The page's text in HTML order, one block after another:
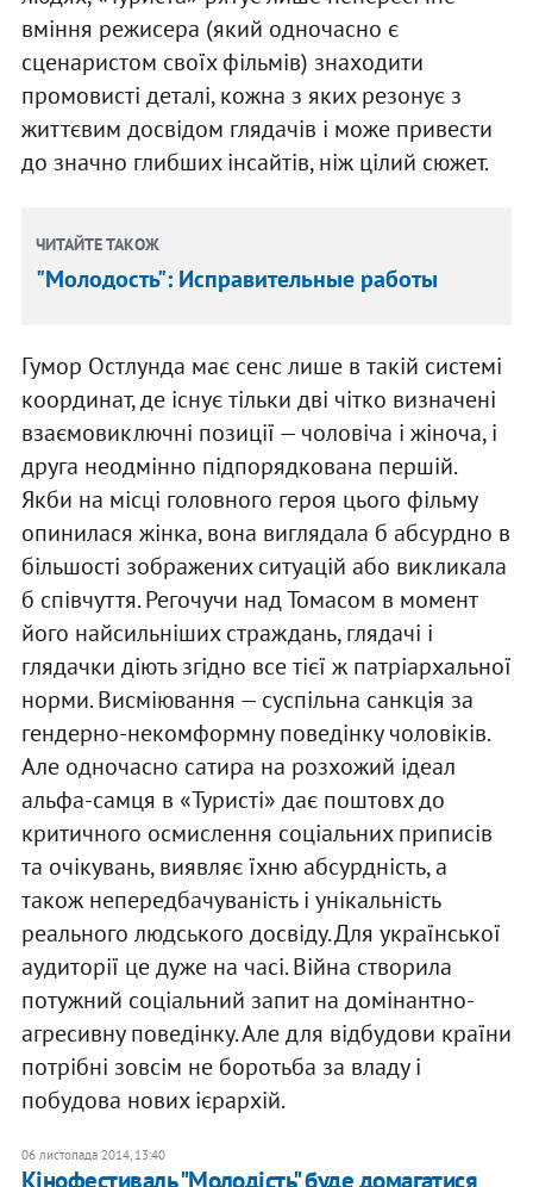
вміння режисера (який одночасно є
сценаристом своїх фільмів) знаходити
промовисті деталі, кожна з яких резонує з
життєвим досвідом глядачів і може привести
до значно глибших інсайтів, ніж цілий сюжет.
ЧИТАЙТЕ ТАКОЖ
"Молодость": Исправительные работы
Гумор Остлунда має сенс лише в такій системі
координат, де існує тільки дві чітко визначені
взаємовиключні позиції — чоловіча і жіноча, і
друга неодмінно підпорядкована першій.
Якби на місці головного героя цього фільму
опинилася жінка, вона виглядала б абсурдно в
більшості зображених ситуацій або викликала
б співчуття. Регочучи над Томасом в момент
його найсильніших страждань, глядачі і
глядачки діють згідно все тієї ж патріархальної
норми. Висміювання — суспільна санкція за
гендерно-некомформну поведінку чоловіків.
Але одночасно сатира на розхожий ідеал
альфа-самця в «Туристі» дає поштовх до
критичного осмислення соціальних приписів
та очікувань, виявляє їхню абсурдність, а
також непередбачуваність і унікальність
реального людського досвіду. Для української
аудиторії це дуже на часі. Війна створила
потужний соціальний запит на домінантно-
агресивну поведінку. Але для відбудови країни
потрібні зовсім не боротьба за владу і
побудова нових ієрархій.
06 листопада 2014, 13:40
Кінофестиваль "Молодість" буде домагатися